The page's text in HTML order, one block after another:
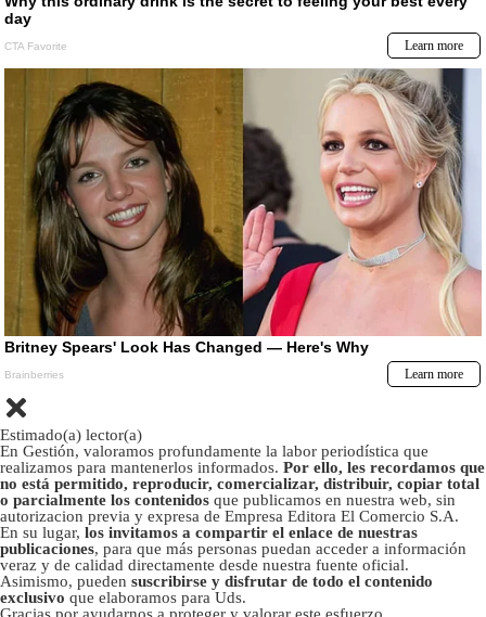
Estimado(a) lector(a)
En Gestión, valoramos profundamente la labor periodística que
realizamos para mantenerlos informados. Por ello, les recordamos que
no está permitido, reproducir, comercializar, distribuir, copiar total
o parcialmente los contenidos que publicamos en nuestra web, sin
autorizacion previa y expresa de Empresa Editora El Comercio S.A.
En su lugar, los invitamos a compartir el enlace de nuestras
publicaciones, para que más personas puedan acceder a información
veraz y de calidad directamente desde nuestra fuente oficial.
Asimismo, pueden suscribirse y disfrutar de todo el contenido
exclusivo que elaboramos para Uds.
Gracias por ayudarnos a proteger y valorar este esfuerzo.